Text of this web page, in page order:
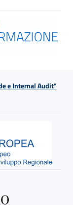
e Internal Audit"